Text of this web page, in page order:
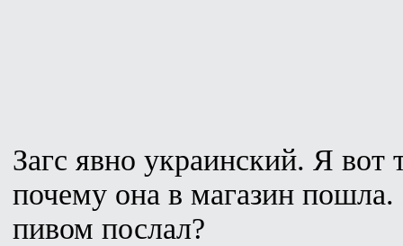
Загс явно украинский. Я вот
почему она в магазин
пивом послал?